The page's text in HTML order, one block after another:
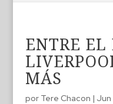
ENTRE EL
MÁS
por Tere Chacon | Jun